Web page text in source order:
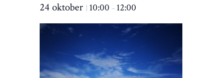
24 oktober 10:00 – 12:00